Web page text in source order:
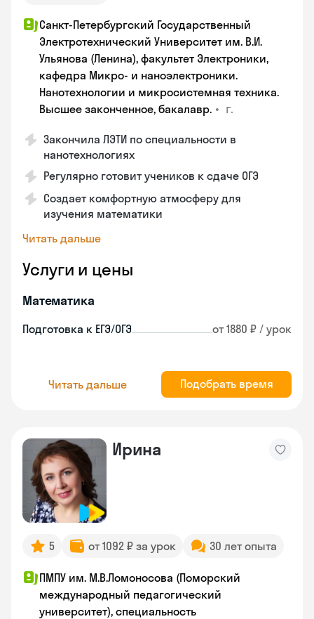
Санкт-Петербургский Государственный
Электротехнический Университет им. В.И.
Ульянова (Ленина), факультет Электроники,
кафедра Микро- и наноэлектроники.
Нанотехнологии и микросистемная техника.
Высшее законченное, бакалавр. • г.
Закончила ЛЭТИ по специальности в
нанотехнологиях
Регулярно готовит учеников к сдаче ОГЭ
Создает комфортную атмосферу для
изучения математики
Читать дальше
Услуги и цены
Математика
Подготовка к ЕГЭ/ОГЭ от 1880 ₽ / урок
Читать дальше Подобрать время
Ирина
5 от 1092 ₽ за урок 30 лет опыта
ПМПУ им. М.В.Ломоносова (Поморский
международный педагогический
университет), специальность